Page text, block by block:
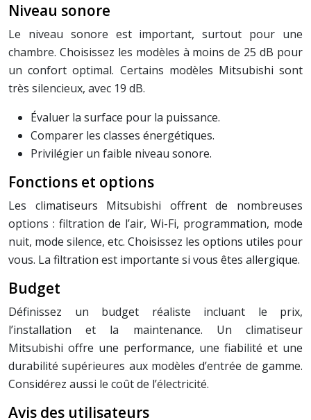
Niveau sonore
Le niveau sonore est important, surtout pour une
chambre. Choisissez les modèles à moins de 25 dB pour
un confort optimal. Certains modèles Mitsubishi sont
très silencieux, avec 19 dB.
Évaluer la surface pour la puissance.
Comparer les classes énergétiques.
Privilégier un faible niveau sonore.
Fonctions et options
Les climatiseurs Mitsubishi offrent de nombreuses
options : filtration de l’air, Wi-Fi, programmation, mode
nuit, mode silence, etc. Choisissez les options utiles pour
vous. La filtration est importante si vous êtes allergique.
Budget
Définissez un budget réaliste incluant le prix,
l’installation et la maintenance. Un climatiseur
Mitsubishi offre une performance, une fiabilité et une
durabilité supérieures aux modèles d’entrée de gamme.
Considérez aussi le coût de l’électricité.
Avis des utilisateurs